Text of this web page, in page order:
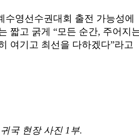
수영선수권대회 출전 가능성에
짧고 굵게 “모든 순간, 주어지
여기고 최선을 다하겠다”라고
국 현장 사진 1 부.